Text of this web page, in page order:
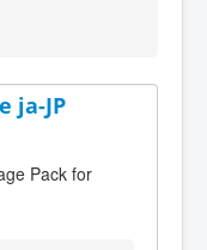
ja-JP
Pack for